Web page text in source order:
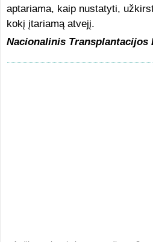
aptariama, kaip nustatyti,
kokį įtariamą atvejį.
Nacionalinis Transplantacijos